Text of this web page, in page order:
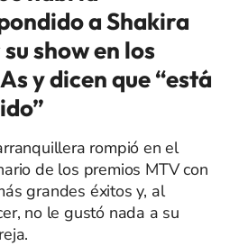
a Shakira
show en los
y dicen que “está
rompió en el
de los premios MTV con
grandes éxitos y, al
no le gustó nada a su